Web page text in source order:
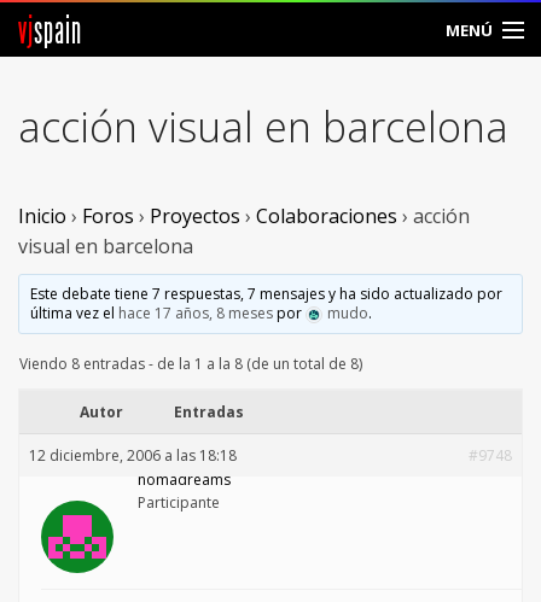
vjspain MENÚ
Foros
Vjspain
Ayuda
Contacto
acción visual en barcelona
Inicio › Foros › Proyectos › Colaboraciones › acción
visual en barcelona
Este debate tiene 7 respuestas, 7 mensajes y ha sido actualizado por
última vez el hace 17 años, 8 mesespor mudo.
Viendo 8 entradas - de la 1 a la 8 (de un total de 8)
Autor Entradas
12 diciembre, 2006 a las 18:18
#9748
nomadreams
Participante